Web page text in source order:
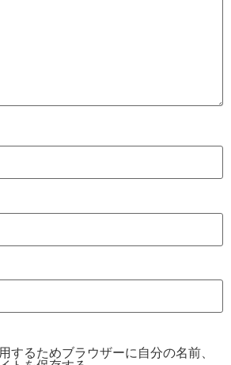
するためブラウザーに自分の名前、